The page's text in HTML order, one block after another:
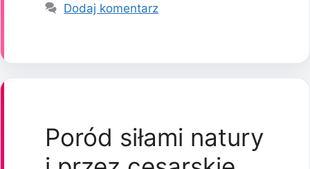
Dodaj komentarz
Poród siłami natury